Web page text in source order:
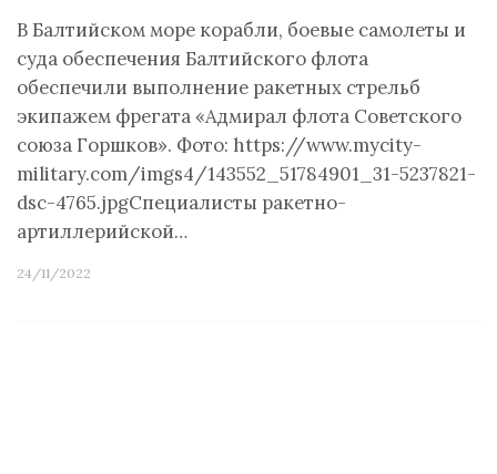
В Балтийском море корабли, боевые самолеты и
суда обеспечения Балтийского флота
обеспечили выполнение ракетных стрельб
экипажем фрегата «Адмирал флота Советского
союза Горшков». Фото: https://www.mycity-
military.com/imgs4/143552_51784901_31-5237821-
dsc-4765.jpgСпециалисты ракетно-
артиллерийской…
24/11/2022